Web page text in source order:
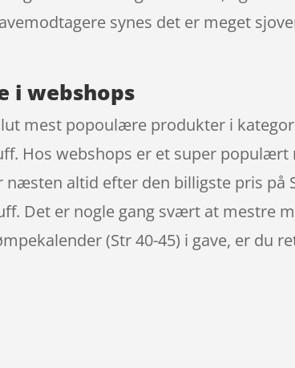
synes det er meget
i webshops
mest popoulære produkter i
Hos webshops er et super
altid efter den billigste pris på
Det er nogle gang svært at mestre
(Str 40-45) i gave, er du